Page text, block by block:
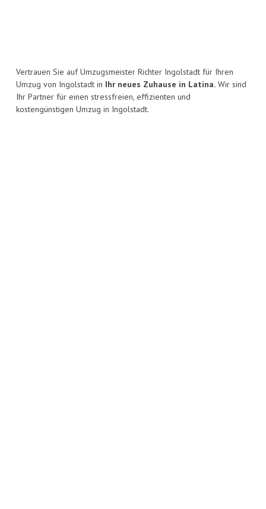
Vertrauen Sie auf Umzugsmeister Richter Ingolstadt für Ihren
Umzug von Ingolstadt in Ihr neues Zuhause in Latina. Wir sind
Ihr Partner für einen stressfreien, effizienten und
kostengünstigen Umzug in Ingolstadt.